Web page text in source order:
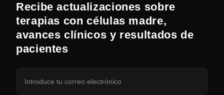
Recibe actualizaciones sobre
terapias con células madre,
avances clínicos y resultados de
pacientes